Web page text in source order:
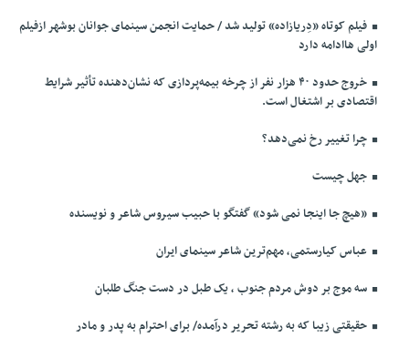
فیلم کوتاه «دِریازاده» تولید شد / حمایت انجمن سینمای جوانان بوشهر ازفیلم
اولی هاادامه دارد
خروج حدود ۴۰ هزار نفر از چرخه بیمه‌پردازی که نشان‌دهنده تأثیر شرایط
اقتصادی بر اشتغال است.
چرا تغییر رخ نمی‌دهد؟
جهل چیست
«هیچ جا اینجا نمی شود» گفتگو با حبیب سیروس شاعر و نویسنده
عباس کیارستمی، مهم‌ترین شاعر سینمای ایران
سه موج بر دوش مردم جنوب ، یک طبل در دست جنگ طلبان
حقیقتی زیبا که به رشته تحریر درآمده/ برای احترام به پدر و مادر